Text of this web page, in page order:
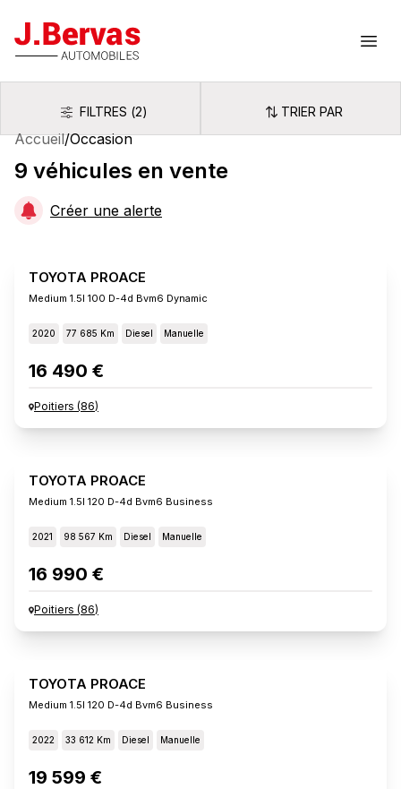
J.Bervas
FiltresFILTRES (2) Trier par
TRIER PAR
Accueil/Occasion
9 véhicules en vente
Créer une alerte
TOYOTA PROACE
Medium 1.5l 100 D-4d Bvm6 Dynamic
2020 77 685 Km Diesel Manuelle
16 490 €
Poitiers (86)
TOYOTA PROACE
Medium 1.5l 120 D-4d Bvm6 Business
2021 98 567 Km Diesel Manuelle
16 990 €
Poitiers (86)
TOYOTA PROACE
Medium 1.5l 120 D-4d Bvm6 Business
2022 33 612 Km Diesel Manuelle
19 599 €